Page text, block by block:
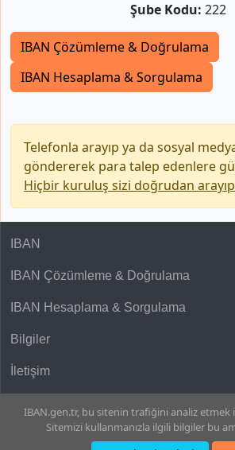
Şube Kodu: 222
IBAN Çözümleme & Doğrulama
IBAN Hesaplama & Sorgulama
Telefonla arayıp ya da sosyal
göndererek para talep edenlere
Hiçbir kuruluş sizi doğrudan
IBAN
IBAN Çözümleme & Doğrulama
IBAN Hesaplama & Sorgulama
Bilgiler
İletişim
IBAN.gen.tr, bu sitenin trafiğini analiz etmek
Sitemizi kullanmanızla ilgili bilgiler bu